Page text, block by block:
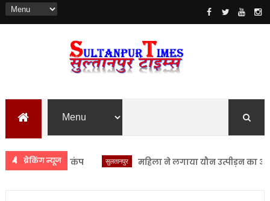
ब्रेकिंग न्यूज सुलतानपुर महिला ने लगाया यौन उत्पीड़न का आरोप